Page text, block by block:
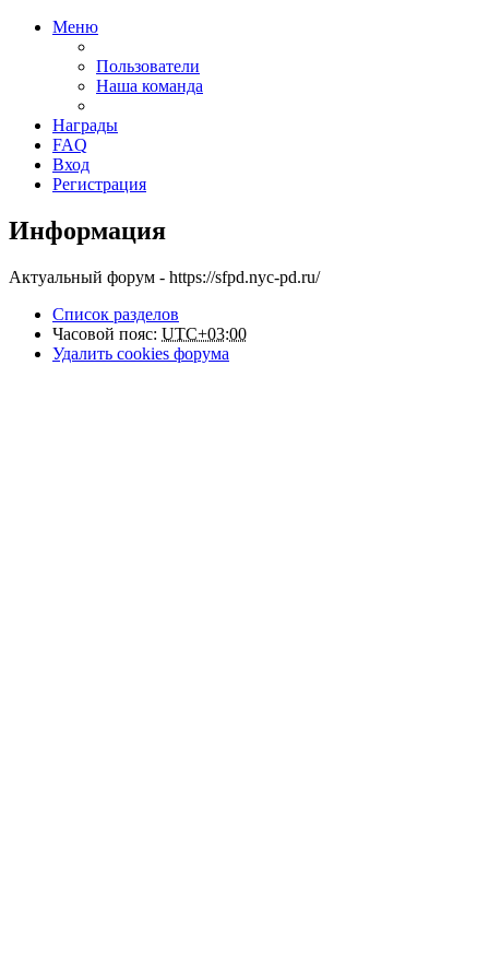
Меню
Пользователи
Наша команда
Награды
FAQ
Вход
Регистрация
Информация
Актуальный форум - https://sfpd.nyc-pd.ru/
Список разделов
Часовой пояс: UTC+03:00
Удалить cookies форума